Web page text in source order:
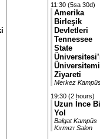
11:30 (5sa 30d)
Amerika
Birleşik
Devletleri
Tennessee
State
Ziyareti
Merkez
19:30 (2 hours)
Uzun İnce
Yol
Balgat Kampüs
Kırmızı Salon